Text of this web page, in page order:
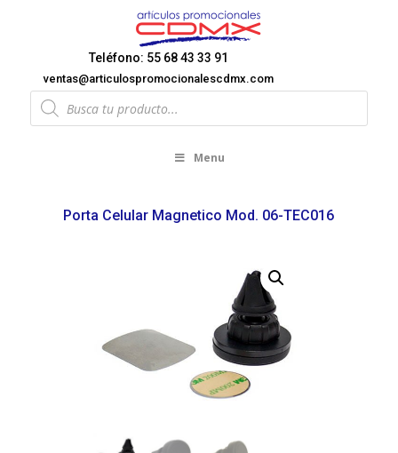
Teléfono: 55 68 43 33 91
ventas@articulospromocionalescdmx.com
Products
search
Menu
Porta Celular Magnetico Mod. 06-TEC016